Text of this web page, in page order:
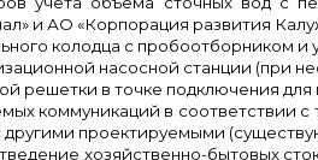
и АО «Корпорация развития
колодца с пробоотборником
насосной станции (при
решетки в точке подключения
коммуникаций в соответствии
другими проектируемыми
хозяйственно-бытовых